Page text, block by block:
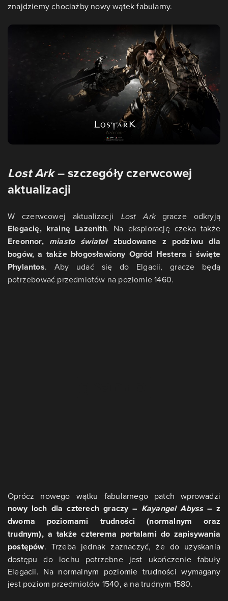
znajdziemy chociażby nowy wątek fabularny.
Lost Ark– szczegóły czerwcowej
aktualizacji
W czerwcowej aktualizacji Lost Arkgracze odkryją
Elegacię, krainę Lazenith. Na eksplorację czeka także
Ereonnor, miasto światełzbudowane z podziwu dla
bogów, a także błogosławiony Ogród Hestera i święte
Phylantos. Aby udać się do Elgacii, gracze będą
potrzebować przedmiotów na poziomie 1460.
Oprócz nowego wątku fabularnego patch wprowadzi
nowy loch dla czterech graczy – Kayangel Abyss– z
dwoma poziomami trudności (normalnym oraz
trudnym), a także czterema portalami do zapisywania
postępów. Trzeba jednak zaznaczyć, że do uzyskania
dostępu do lochu potrzebne jest ukończenie fabuły
Elegacii. Na normalnym poziomie trudności wymagany
jest poziom przedmiotów 1540, a na trudnym 1580.